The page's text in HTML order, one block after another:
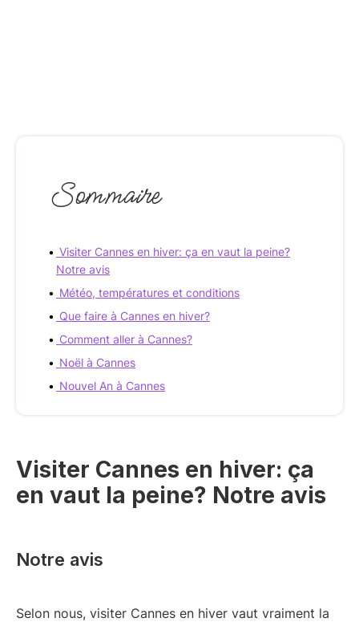
Sommaire
Visiter Cannes en hiver: ça en vaut la peine?
Notre avis
Météo, températures et conditions
Que faire à Cannes en hiver?
Comment aller à Cannes?
Noël à Cannes
Nouvel An à Cannes
Visiter Cannes en hiver: ça
en vaut la peine? Notre avis
Notre avis
Selon nous, visiter Cannes en hiver vaut vraiment la